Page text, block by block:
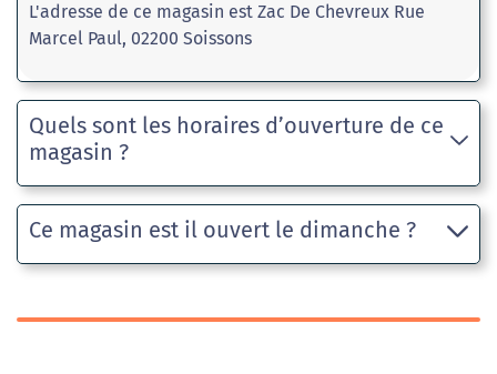
L'adresse de ce magasin est Zac De Chevreux Rue
Marcel Paul, 02200 Soissons
Quels sont les horaires d’ouverture de ce
magasin ?
Ce magasin est il ouvert le dimanche ?